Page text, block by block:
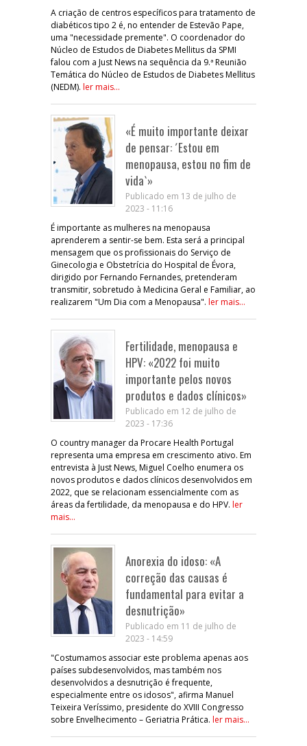
A criação de centros específicos para tratamento de
diabéticos tipo 2 é, no entender de Estevão Pape,
uma "necessidade premente". O coordenador do
Núcleo de Estudos de Diabetes Mellitus da SPMI
falou com a Just News na sequência da 9.ª Reunião
Temática do Núcleo de Estudos de Diabetes Mellitus
(NEDM). ler mais...
«É muito importante deixar
de pensar: ´Estou em
menopausa, estou no fim de
vida`»
Publicado em 13 de julho de
2023 - 11:16
É importante as mulheres na menopausa
aprenderem a sentir-se bem. Esta será a principal
mensagem que os profissionais do Serviço de
Ginecologia e Obstetrícia do Hospital de Évora,
dirigido por Fernando Fernandes, pretenderam
transmitir, sobretudo à Medicina Geral e Familiar, ao
realizarem "Um Dia com a Menopausa". ler mais...
Fertilidade, menopausa e
HPV: «2022 foi muito
importante pelos novos
produtos e dados clínicos»
Publicado em 12 de julho de
2023 - 17:36
O country manager da Procare Health Portugal
representa uma empresa em crescimento ativo. Em
entrevista à Just News, Miguel Coelho enumera os
novos produtos e dados clínicos desenvolvidos em
2022, que se relacionam essencialmente com as
áreas da fertilidade, da menopausa e do HPV. ler
mais...
Anorexia do idoso: «A
correção das causas é
fundamental para evitar a
desnutrição»
Publicado em 11 de julho de
2023 - 14:59
"Costumamos associar este problema apenas aos
países subdesenvolvidos, mas também nos
desenvolvidos a desnutrição é frequente,
especialmente entre os idosos", afirma Manuel
Teixeira Veríssimo, presidente do XVIII Congresso
sobre Envelhecimento – Geriatria Prática. ler mais...